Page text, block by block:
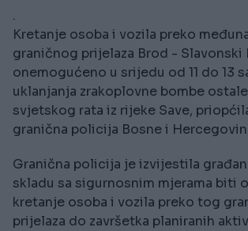
.
Kretanje osoba i vozila preko
graničnog prijelaza Brod - Slavonski
onemogućeno u srijedu od 11 do 13
uklanjanja zrakoplovne bombe
svjetskog rata iz rijeke Save,
granična policija Bosne i
Granična policija je izvijestila
skladu sa sigurnosnim mjerama biti
kretanje osoba i vozila preko tog
prijelaza do završetka planiranih